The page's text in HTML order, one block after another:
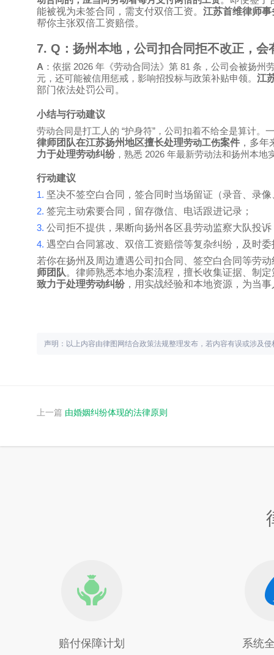
能被视为未签合同，需支付双倍工资。 江苏首维律师
帮你主张双倍工资赔偿。
7. Q ：扬州本地，公司扣合同拒不改正，会
A ：依据 2026 年《劳动合同法》第 81 条，公司会被扬州
元，还可能被信用惩戒，影响招投标与政策补贴申领。 江
部门依法处罚公司。
小结与行动建议
劳动合同是打工人的 “护身符” ，公司扣着不给全是算计。
律师团队在江苏扬州地区擅长处理劳动工伤案件 ，多
力于处理劳动纠纷，熟悉 2026 年最新劳动法和扬州本地
行动建议
1. 坚决不签空白合同，签合同时当场留证（录音、录
2. 签完主动索要合同，留存微信、电话跟进记录；
3. 公司拒不提供，果断向扬州各区县劳动监察大队投
4. 遇空白合同篡改、双倍工资赔偿等复杂纠纷，及时委
若你在扬州及周边遭遇公司扣合同、签空白合同等劳
师团队。律师熟悉本地办案流程，擅长收集证据、制
致力于处理劳动纠纷，用实战经验和本地资源，为当
声明：以上内容由律图网结合政策法规整理发布，若内容有误或涉及侵
上一篇 由婚姻纠纷体现的法律原则
赔付保障计划 系统